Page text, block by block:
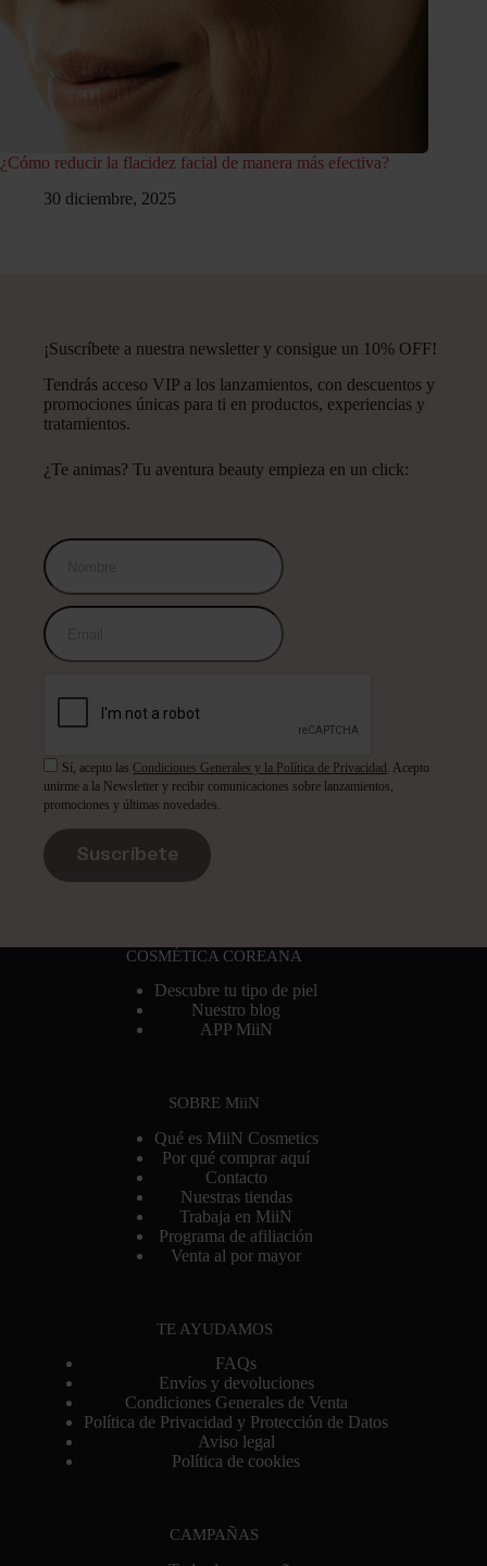
¿Cómo reducir la flacidez facial de manera más efectiva?
30 diciembre, 2025
¡Suscríbete a nuestra newsletter y consigue un 10% OFF!
Tendrás acceso VIP a los lanzamientos, con descuentos y
promociones únicas para ti en productos, experiencias y
tratamientos.
¿Te animas? Tu aventura beauty empieza en un click:
Sí, acepto lasCondiciones Generales y la Política de Privacidad . Acepto
unirme a la Newsletter y recibir comunicaciones sobre lanzamientos,
promociones y últimas novedades.
Suscríbete
COSMÉTICA COREANA
Descubre tu tipo de piel
Nuestro blog
APP MiiN
SOBRE MiiN
Qué es MiiN Cosmetics
Por qué comprar aquí
Contacto
Nuestras tiendas
Trabaja en MiiN
Programa de afiliación
Venta al por mayor
TE AYUDAMOS
FAQs
Envíos y devoluciones
Condiciones Generales de Venta
Política de Privacidad y Protección de Datos
Aviso legal
Política de cookies
CAMPAÑAS